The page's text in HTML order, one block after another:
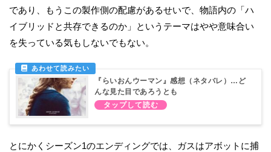
であり、もうこの製作側の配慮があるせいで、物語内の「ハ
イブリッドと共存できるのか」というテーマはやや意味合い
を失っている気もしないでもない。
『らいおんウーマン』感想（ネタバレ）…ど
んな見た目であろうとも
とにかくシーズン1のエンディングでは、ガスはアボットに捕